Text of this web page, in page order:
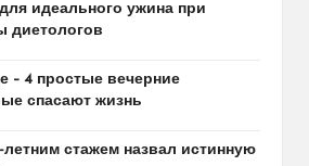
идеального ужина при
диетологов
– 4 простые вечерние
спасают жизнь
летним стажем назвал истинную